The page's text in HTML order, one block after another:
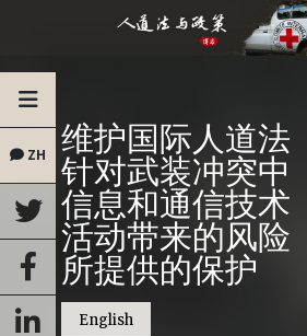
ZH 维护国际人道法
针对武装冲突中
信息和通信技术
活动带来的风险
所提供的保护
English